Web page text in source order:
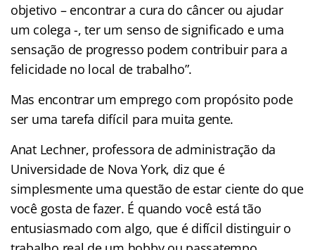
objetivo – encontrar a cura do câncer ou ajudar
um colega -, ter um senso de significado e uma
sensação de progresso podem contribuir para a
felicidade no local de trabalho”.
Mas encontrar um emprego com propósito pode
ser uma tarefa difícil para muita gente.
Anat Lechner, professora de administração da
Universidade de Nova York, diz que é
simplesmente uma questão de estar ciente do que
você gosta de fazer. É quando você está tão
entusiasmado com algo, que é difícil distinguir o